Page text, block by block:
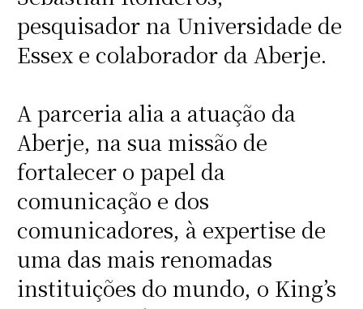
pesquisador na Universidade de
Essex e colaborador da Aberje.
A parceria alia a atuação da
Aberje, na sua missão de
fortalecer o papel da
comunicação e dos
comunicadores, à expertise de
uma das mais renomadas
instituições do mundo, o King’s